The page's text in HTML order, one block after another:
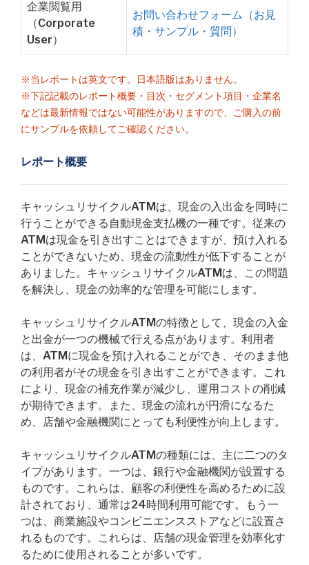
企業閲覧用
（Corporate
User）
お問い合わせフォーム（お見
積・サンプル・質問）
※当レポートは英文です。日本語版はありません。
※下記記載のレポート概要・目次・セグメント項目・企業名
などは最新情報ではない可能性がありますので、ご購入の前
にサンプルを依頼してご確認ください。
レポート概要
キャッシュリサイクルATMは、現金の入出金を同時に
行うことができる自動現金支払機の一種です。従来の
ATMは現金を引き出すことはできますが、預け入れる
ことができないため、現金の流動性が低下することが
ありました。キャッシュリサイクルATMは、この問題
を解決し、現金の効率的な管理を可能にします。
キャッシュリサイクルATMの特徴として、現金の入金
と出金が一つの機械で行える点があります。利用者
は、ATMに現金を預け入れることができ、そのまま他
の利用者がその現金を引き出すことができます。これ
により、現金の補充作業が減少し、運用コストの削減
が期待できます。また、現金の流れが円滑になるた
め、店舗や金融機関にとっても利便性が向上します。
キャッシュリサイクルATMの種類には、主に二つのタ
イプがあります。一つは、銀行や金融機関が設置する
ものです。これらは、顧客の利便性を高めるために設
計されており、通常は24時間利用可能です。もう一
つは、商業施設やコンビニエンスストアなどに設置さ
れるものです。これらは、店舗の現金管理を効率化す
るために使用されることが多いです。